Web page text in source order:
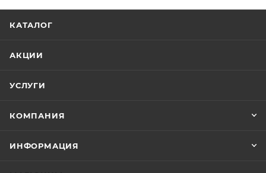
КАТАЛОГ
АКЦИИ
УСЛУГИ
КОМПАНИЯ
ИНФОРМАЦИЯ